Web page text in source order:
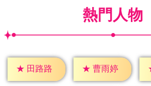
熱門人物
★ 田路路 ★ 曹雨婷